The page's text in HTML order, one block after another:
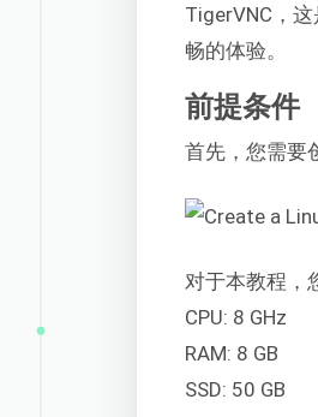
TigerVNC，
畅的体验。
前提条件
首先，您需要
对于本教程，
CPU: 8 GHz
RAM: 8 GB
SSD: 50 GB